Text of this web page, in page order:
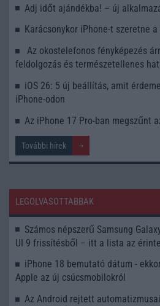
Adj időt ajándékba! – új
Karácsonykor iPhone-t szeretne
Az okostelefonos fényképezés
feldolgozás és természetellenes
iOS 26: 5 új beállítás, amit
iPhone-odon
Az iPhone 17 Pro-ban megszűnt
További hírek
LEGOLVASOTTABBAK
Számos népszerű Samsung
UI 9 frissítésből – itt a lista az
iPhone 18 bemutató dátum -
Apple az új csúcsmobilokról
Az Android rejtett